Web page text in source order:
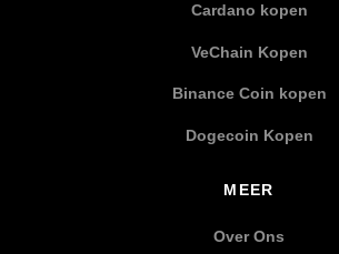
Cardano kopen
VeChain Kopen
Binance Coin kopen
Dogecoin Kopen
MEER
Over Ons